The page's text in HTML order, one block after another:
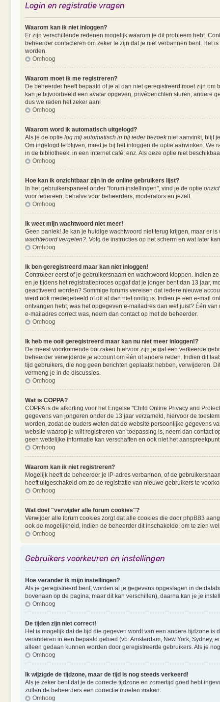
Login en registratie vragen
Waarom kan ik niet inloggen?
Er zijn verschillende redenen mogelijk waarom je dit probleem hebt.
beheerder contacteren om zeker te zijn dat je niet verbannen bent. Het
worden.
Omhoog
Waarom moet ik me registreren?
De beheerder heeft bepaald of je al dan niet geregistreerd moet zijn
kan je bijvoorbeeld een avatar opgeven, privéberichten sturen, andere
dus we raden het zeker aan!
Omhoog
Waarom word ik automatisch uitgelogd?
Als je de optie log mij automatisch in bij ieder bezoekniet aanvinkt, blijf
Om ingelogd te blijven, moet je bij het inloggen de optie aanvinken. We
in de bibliotheek, in een internet café, enz. Als deze optie niet
Omhoog
Hoe kan ik onzichtbaar zijn in de online gebruikers lijst?
In het gebruikerspaneel onder "forum instellingen", vind je de optie
voor iedereen, behalve voor beheerders, moderators en jezelf.
Omhoog
Ik weet mijn wachtwoord niet meer!
Geen paniek! Je kan je huidige wachtwoord niet terug krijgen, maar er
wachtwoord vergeten? . Volg de instructies op het scherm en wat later
Omhoog
Ik ben geregistreerd maar kan niet inloggen!
Controleer eerst of je gebruikersnaam en wachtwoord kloppen. Indien
en je tijdens het registratieproces opgaf dat je jonger bent dan 13 jaar,
geactiveerd worden? Sommige forums vereisen dat iedere nieuwe
werd ook medegedeeld of dit al dan niet nodig is. Indien je een e-mail
ontvangen hebt, was het opgegeven e-mailadres dan wel juist? Één
e-mailadres correct was, neem dan contact op met de beheerder.
Omhoog
Ik heb me ooit geregistreerd maar kan nu niet meer inloggen!?
De meest voorkomende oorzaken hiervoor zijn je gaf een verkeerde
beheerder verwijderde je account om één of andere reden. Indien dit
tijd gebruikers, die nog geen berichten geplaatst hebben, verwijderen.
vermeng je in de discussies.
Omhoog
Wat is COPPA?
COPPA is de afkorting voor het Engelse "Child Online Privacy and
gegevens van jongeren onder de 13 jaar verzameld, hiervoor de
worden, zodat de ouders weten dat de website persoonlijke gegevens
website waarop je wilt registreren van toepassing is, neem dan contact
geen wettelijke informatie kan verschaffen en ook niet het
Omhoog
Waarom kan ik niet registreren?
Mogelijk heeft de beheerder je IP-adres verbannen, of de
heeft uitgeschakeld om zo de registratie van nieuwe gebruikers te
Omhoog
Wat doet "verwijder alle forum cookies"?
Verwijder alle forum cookies zorgt dat alle cookies die door phpBB3
ook de mogelijkheid, indien de beheerder dit inschakelde, om te zien
Omhoog
Gebruikers voorkeuren en instellingen
Hoe verander ik mijn instellingen?
Als je geregistreerd bent, worden al je gegevens opgeslagen in de
bovenaan op de pagina, maar dit kan verschillen), daarna kan je je
Omhoog
De tijden zijn niet correct!
Het is mogelijk dat de tijd die gegeven wordt van een andere tijdzone
veranderen in een bepaald gebied (vb: Amsterdam, New York, Sydney,
alleen gedaan kunnen worden door geregistreerde gebruikers. Als je
Omhoog
Ik wijzigde de tijdzone, maar de tijd is nog steeds verkeerd!
Als je zeker bent dat je de correcte tijdzone en zomertijd goed hebt
zullen de beheerders een correctie moeten maken.
Omhoog